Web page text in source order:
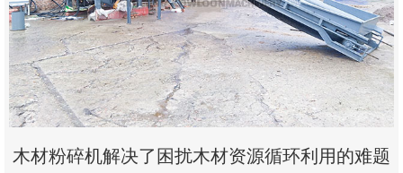
木材粉碎机解决了困扰木材资源循环利用的难题